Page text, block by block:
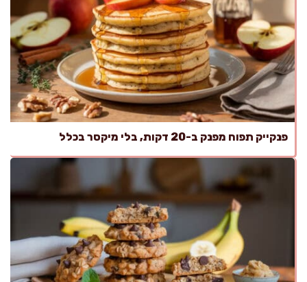
פנקייק תפוח מפנק ב-20 דקות, בלי מיקסר בכלל